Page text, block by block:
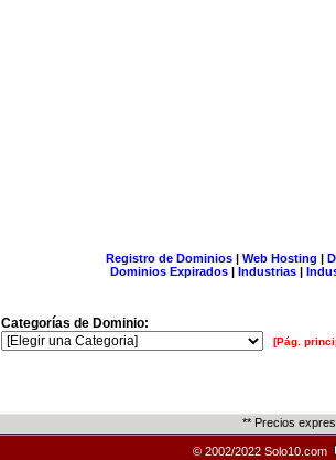
Registro de Dominios| Web Hosting |
Dominios Expirados | Industrias |
Categorías de Dominio:
[Pág.
** Precios
© 2002/2022 Solo10.com